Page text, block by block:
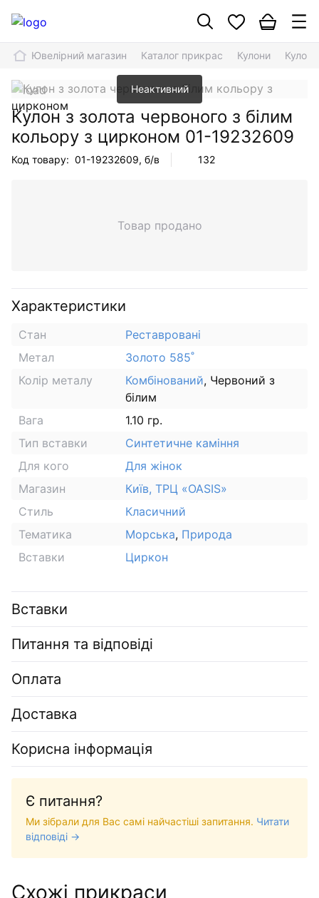
Ювелірний магазин Каталог прикрас Кулони Кулон
Неактивний
Кулон з золота червоного з білим
кольору з цирконом 01-19232609
Код товару: 01-19232609, б/в 132
Товар продано
Характеристики
Стан
Реставровані
Метал
Золото 585˚
Колір металу
Комбінований, Червоний з
білим
Вага
1.10 гр.
Тип вставки
Синтетичне каміння
Для кого
Для жінок
Магазин
Київ, ТРЦ «OASIS»
Стиль
Класичний
Тематика
Морська, Природа
Вставки
Циркон
Вставки
Питання та відповіді
Оплата
Доставка
Корисна інформація
Є питання?
Ми зібрали для Вас самі найчастіші запитання. Читати
відповіді →
Схожі прикраси